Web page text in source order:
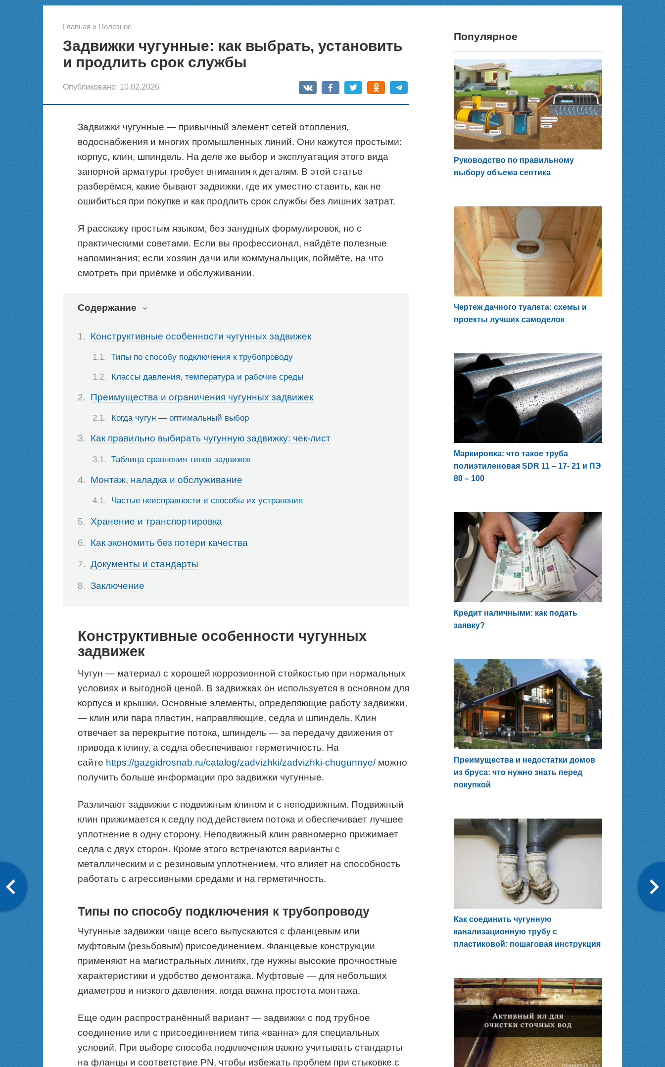
Главная » Полезное
Задвижки чугунные: как выбрать, установить
и продлить срок службы
Опубликовано: 10.02.2026
Задвижки чугунные — привычный элемент сетей отопления,
водоснабжения и многих промышленных линий. Они кажутся простыми:
корпус, клин, шпиндель. На деле же выбор и эксплуатация этого вида
запорной арматуры требует внимания к деталям. В этой статье
разберёмся, какие бывают задвижки, где их уместно ставить, как не
ошибиться при покупке и как продлить срок службы без лишних затрат.
Я расскажу простым языком, без занудных формулировок, но с
практическими советами. Если вы профессионал, найдёте полезные
напоминания; если хозяин дачи или коммунальщик, поймёте, на что
смотреть при приёмке и обслуживании.
Содержание
Конструктивные особенности чугунных задвижек
Типы по способу подключения к трубопроводу
Классы давления, температура и рабочие среды
Преимущества и ограничения чугунных задвижек
Когда чугун — оптимальный выбор
Как правильно выбирать чугунную задвижку: чек-лист
Таблица сравнения типов задвижек
Монтаж, наладка и обслуживание
Частые неисправности и способы их устранения
Хранение и транспортировка
Как экономить без потери качества
Документы и стандарты
Заключение
Конструктивные особенности чугунных
задвижек
Чугун — материал с хорошей коррозионной стойкостью при нормальных
условиях и выгодной ценой. В задвижках он используется в основном для
корпуса и крышки. Основные элементы, определяющие работу задвижки,
— клин или пара пластин, направляющие, седла и шпиндель. Клин
отвечает за перекрытие потока, шпиндель — за передачу движения от
привода к клину, а седла обеспечивают герметичность. На
сайте https://gazgidrosnab.ru/catalog/zadvizhki/zadvizhki-chugunnye/можно
получить больше информации про задвижки чугунные.
Различают задвижки с подвижным клином и с неподвижным. Подвижный
клин прижимается к седлу под действием потока и обеспечивает лучшее
уплотнение в одну сторону. Неподвижный клин равномерно прижимает
седла с двух сторон. Кроме этого встречаются варианты с
металлическим и с резиновым уплотнением, что влияет на способность
работать с агрессивными средами и на герметичность.
Типы по способу подключения к трубопроводу
Чугунные задвижки чаще всего выпускаются с фланцевым или
муфтовым (резьбовым) присоединением. Фланцевые конструкции
применяют на магистральных линиях, где нужны высокие прочностные
характеристики и удобство демонтажа. Муфтовые — для небольших
диаметров и низкого давления, когда важна простота монтажа.
Еще один распространённый вариант — задвижки с под трубное
соединение или с присоединением типа «ванна» для специальных
условий. При выборе способа подключения важно учитывать стандарты
на фланцы и соответствие PN, чтобы избежать проблем при стыковке с
Популярное
Руководство по правильному
выбору объема септика
Чертеж дачного туалета: схемы и
проекты лучших самоделок
Маркировка: что такое труба
полиэтиленовая SDR 11 – 17- 21 и ПЭ
80 – 100
Кредит наличными: как подать
заявку?
Преимущества и недостатки домов
из бруса: что нужно знать перед
покупкой
Как соединить чугунную
канализационную трубу с
пластиковой: пошаговая инструкция